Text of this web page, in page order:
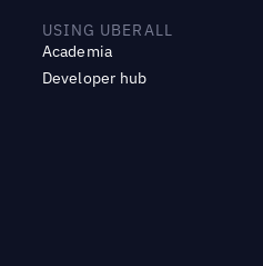
USING UBERALL
Academia
Developer hub